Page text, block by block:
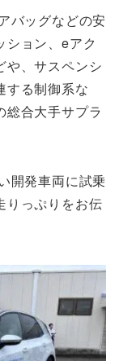
バッグなどの安
ション、eアク
や、サスペンシ
する制御系な
総合大手サプラ
開発車両に試乗
りっぷりをお伝